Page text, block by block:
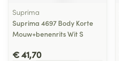
Suprima
Suprima 4697 Body Korte
Mouw+benenrits Wit S
€ 41,70